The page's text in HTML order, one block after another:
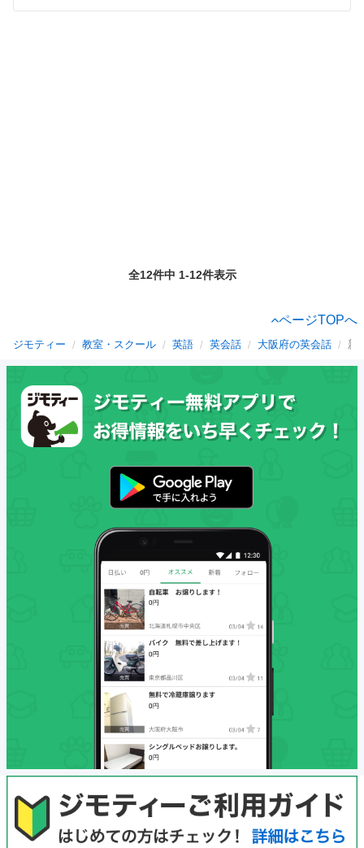
全12件中 1-12件表示
ページTOPへ
ジモティー 教室・スクール 英語 英会話 大阪府の英会話 新